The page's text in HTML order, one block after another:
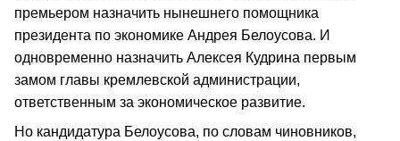
премьером назначить нынешнего помощника
президента по экономике Андрея Белоусова. И
одновременно назначить Алексея Кудрина первым
замом главы кремлевской администрации,
ответственным за экономическое развитие.
Но кандидатура Белоусова, по словам чиновников,